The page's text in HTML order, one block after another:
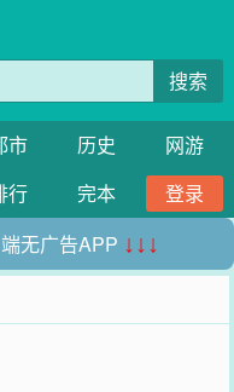
搜索
市 历史
网游
行 完本
登录
无广告APP ↓↓↓